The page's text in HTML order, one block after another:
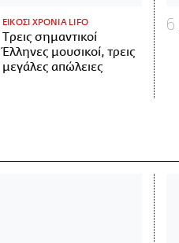
ΕΙΚΟΣΙ ΧΡΟΝΙΑ LIFO
Tρεις σημαντικοί
Έλληνες μουσικοί, τρεις
μεγάλες απώλειες